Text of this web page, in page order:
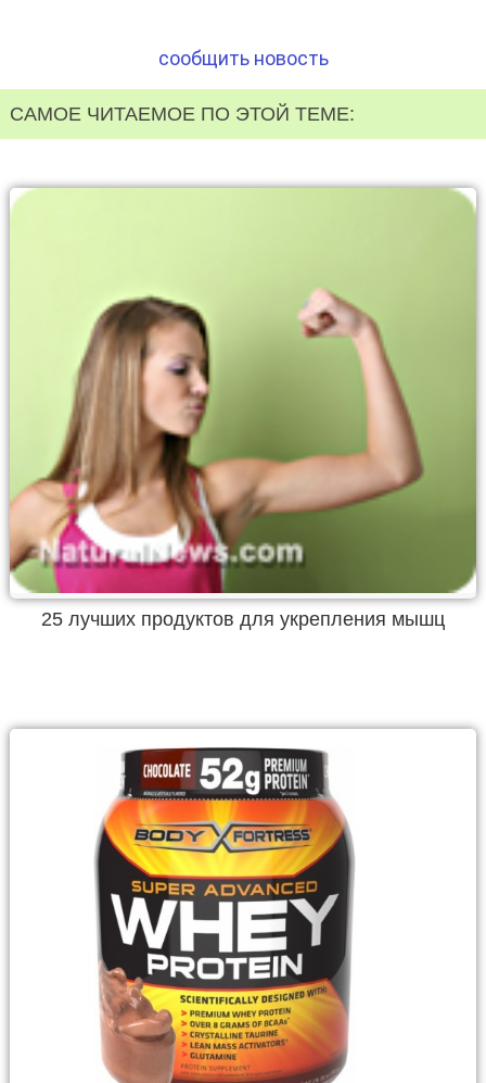
сообщить новость
САМОЕ ЧИТАЕМОЕ ПО ЭТОЙ ТЕМЕ:
25 лучших продуктов для укрепления мышц